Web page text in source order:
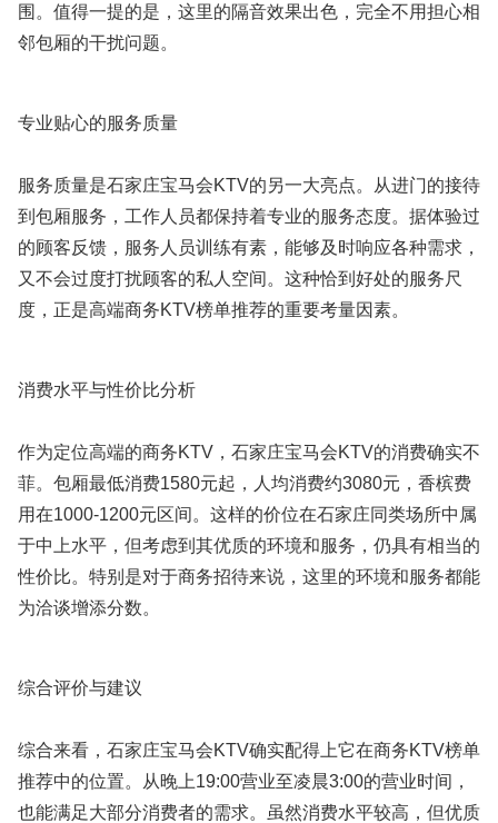
围。值得一提的是，这里的隔音效果出色，完全不用担心相
邻包厢的干扰问题。
专业贴心的服务质量
服务质量是石家庄宝马会KTV的另一大亮点。从进门的接待
到包厢服务，工作人员都保持着专业的服务态度。据体验过
的顾客反馈，服务人员训练有素，能够及时响应各种需求，
又不会过度打扰顾客的私人空间。这种恰到好处的服务尺
度，正是高端商务KTV榜单推荐的重要考量因素。
消费水平与性价比分析
作为定位高端的商务KTV，石家庄宝马会KTV的消费确实不
菲。包厢最低消费1580元起，人均消费约3080元，香槟费
用在1000-1200元区间。这样的价位在石家庄同类场所中属
于中上水平，但考虑到其优质的环境和服务，仍具有相当的
性价比。特别是对于商务招待来说，这里的环境和服务都能
为洽谈增添分数。
综合评价与建议
综合来看，石家庄宝马会KTV确实配得上它在商务KTV榜单
推荐中的位置。从晚上19:00营业至凌晨3:00的营业时间，
也能满足大部分消费者的需求。虽然消费水平较高，但优质